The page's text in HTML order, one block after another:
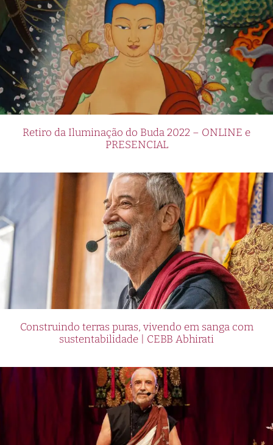
Retiro da Iluminação do Buda 2022 – ONLINE e
PRESENCIAL
Construindo terras puras, vivendo em sanga com
sustentabilidade | CEBB Abhirati